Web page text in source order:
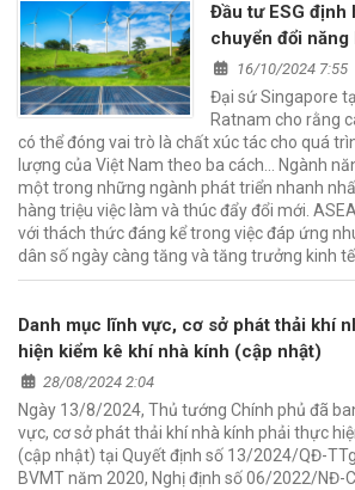
Đầu tư ESG định
chuyển đổi năng
16/10/2024 7:55
Đại sứ Singapore
Ratnam cho rằng
có thể đóng vai trò là chất xúc tác cho quá
lượng của Việt Nam theo ba cách… Ngành
một trong những ngành phát triển nhanh
hàng triệu việc làm và thúc đẩy đổi mới.
với thách thức đáng kể trong việc đáp ứng
dân số ngày càng tăng và tăng trưởng kinh tế
Danh mục lĩnh vực, cơ sở phát thải khí
hiện kiểm kê khí nhà kính (cập nhật)
28/08/2024 2:04
Ngày 13/8/2024, Thủ tướng Chính phủ đã
vực, cơ sở phát thải khí nhà kính phải thực
(cập nhật) tại Quyết định số 13/2024/QĐ-
BVMT năm 2020, Nghị định số 06/2022/NĐ-